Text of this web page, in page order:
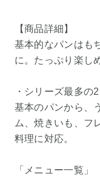
【商品詳細】
基本的なパンはも
に。たっぷり楽し
・シリーズ最多の
基本のパンから、
ム、焼きいも、フ
料理に対応。
「メニュー一覧」